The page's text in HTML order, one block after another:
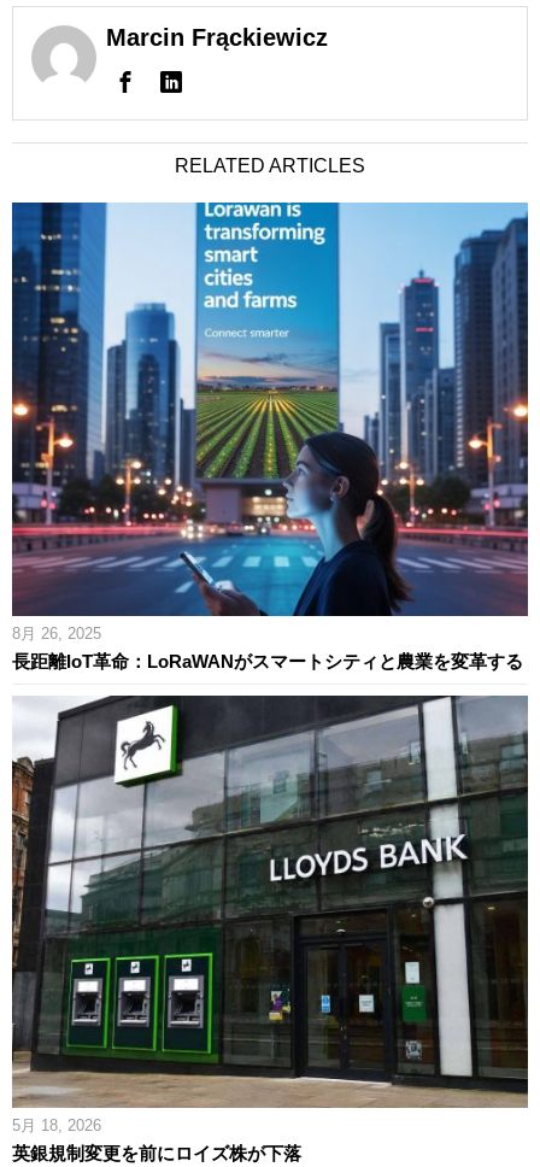
Marcin Frąckiewicz
RELATED ARTICLES
8月 26, 2025
長距離IoT革命：LoRaWANがスマートシティと農業を変革する
5月 18, 2026
英銀規制変更を前にロイズ株が下落